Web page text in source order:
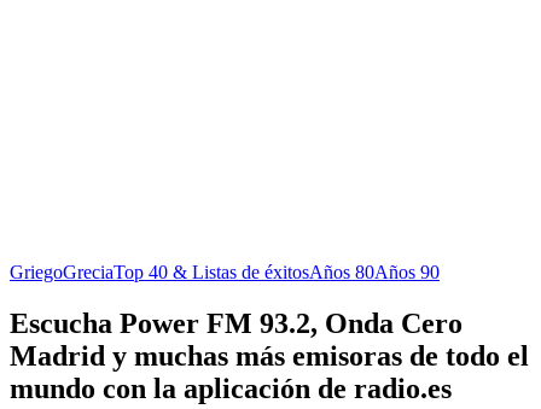
GriegoGreciaTop 40 & Listas de éxitosAños 80Años 90
Escucha Power FM 93.2, Onda Cero
Madrid y muchas más emisoras de todo el
mundo con la aplicación de radio.es